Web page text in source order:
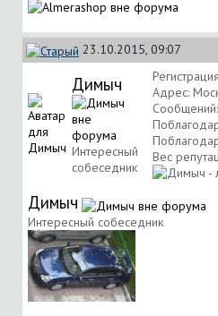
23.10.2015, 09:07
Димыч
Интересный
собеседник
Адрес:
Вес
Димыч
Интересный собеседник